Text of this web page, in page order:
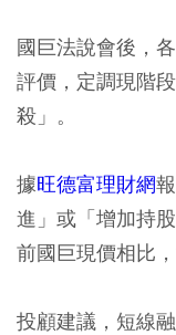
國巨法說會後，
評價，定調現階
殺」。
據旺德富理財網
進」或「增加持
前國巨現價相比
投顧建議，短線